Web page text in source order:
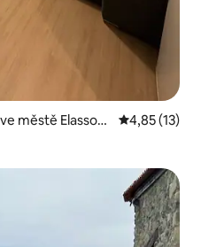
městě Elasson
Průměrné
4,85 (13)